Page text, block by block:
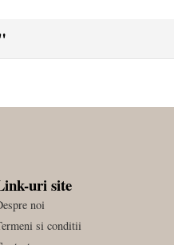
uri site
noi
si conditii